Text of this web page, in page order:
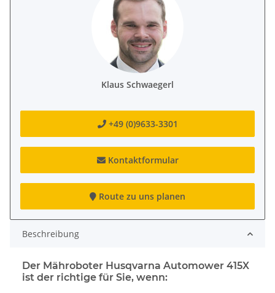
Klaus Schwaegerl
+49 (0)9633-3301
Kontaktformular
Route zu uns planen
Beschreibung
Der Mähroboter Husqvarna Automower 415X
ist der richtige für Sie, wenn: